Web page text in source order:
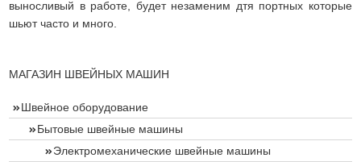
выносливый в работе, будет незаменим дтя портных которые
шьют часто и много.
МАГАЗИН ШВЕЙНЫХ МАШИН
Швейное оборудование
Бытовые швейные машины
Электромеханические швейные машины